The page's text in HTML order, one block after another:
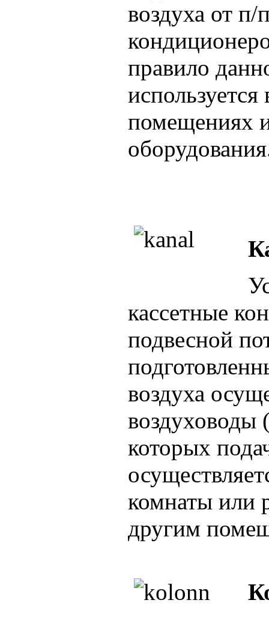
воздуха от п/
правило
помещениях
кассетные
подвесной
воздуха
которых
комнаты или
другим